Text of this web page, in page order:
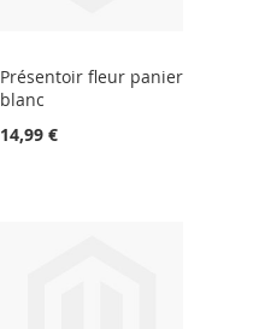
Présentoir fleur panier
blanc
14,99 €